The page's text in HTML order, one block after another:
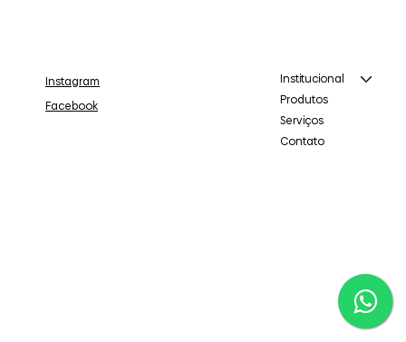
Institucional
Produtos
Serviços
Contato
Instagram
Facebook